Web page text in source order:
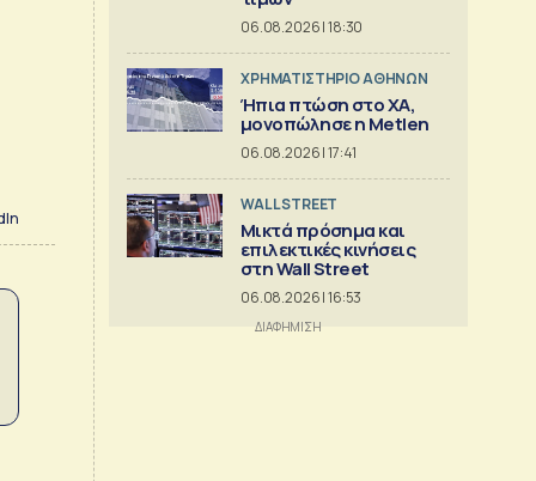
06.08.2026 | 18:30
XΡΗΜΑΤΙΣΤΗΡΙΟ ΑΘΗΝΩΝ
Ήπια πτώση στο ΧΑ,
μονοπώλησε η Metlen
06.08.2026 | 17:41
WALL STREET
Μικτά πρόσημα και
επιλεκτικές κινήσεις
στη Wall Street
06.08.2026 | 16:53